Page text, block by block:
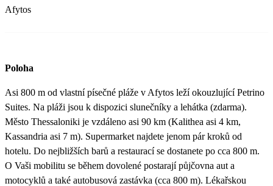
Afytos
Poloha
Asi 800 m od vlastní písečné pláže v Afytos leží okouzlující Petrino
Suites. Na pláži jsou k dispozici slunečníky a lehátka (zdarma).
Město Thessaloniki je vzdáleno asi 90 km (Kalithea asi 4 km,
Kassandria asi 7 m). Supermarket najdete jenom pár kroků od
hotelu. Do nejbližších barů a restaurací se dostanete po cca 800 m.
O Vaši mobilitu se během dovolené postarají půjčovna aut a
motocyklů a také autobusová zastávka (cca 800 m). Lékařskou